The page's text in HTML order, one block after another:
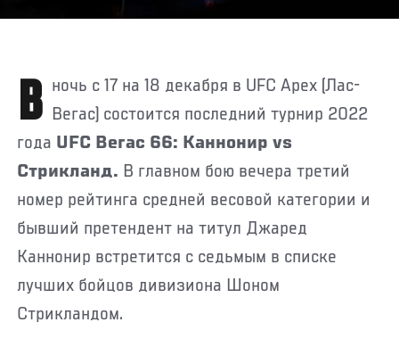
В ночь с 17 на 18 декабря в UFC Apex (Лас- Вегас) состоится последний турнир 2022
года UFC Вегас 66: Каннонир vs
Стрикланд. В главном бою вечера третий
номер рейтинга средней весовой категории и
бывший претендент на титул Джаред
Каннонир встретится с седьмым в списке
лучших бойцов дивизиона Шоном
Стрикландом.